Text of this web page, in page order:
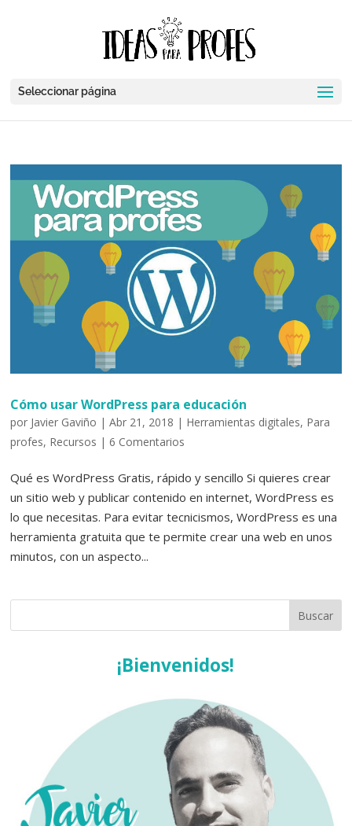
Seleccionar página
Cómo usar WordPress para educación
por Javier Gaviño |Abr 21, 2018 | Herramientas digitales, Para
profes, Recursos |6 Comentarios
Qué es WordPress Gratis, rápido y sencillo Si quieres crear
un sitio web y publicar contenido en internet, WordPress es
lo que necesitas. Para evitar tecnicismos, WordPress es una
herramienta gratuita que te permite crear una web en unos
minutos, con un aspecto...
¡Bienvenidos!